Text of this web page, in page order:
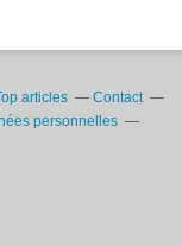
articles
Contact
personnelles